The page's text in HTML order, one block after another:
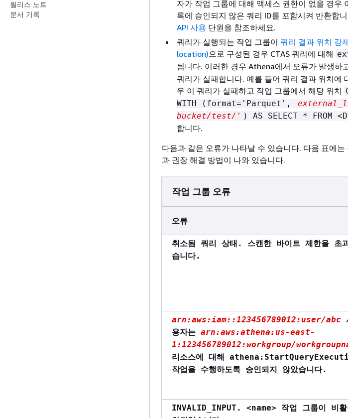
릴리스 노트
문서 기록
자가 작업 그룹에 대해 액세스 권한이 없을 경우
록에 승인되지 않은 쿼리 ID를 포함시켜 반환합
API 사용 단원을 참조하세요.
쿼리가 실행되는 작업 그룹이 쿼리 결과 위치 강
location)으로 구성된 경우 CTAS 쿼리에 대해
됩니다. 이러한 경우 Athena에서 오류가 발생하
쿼리가 실패합니다. 예를 들어 쿼리 결과 위치에
우 이 쿼리가 실패하고 작업 그룹에서 해당 위치
WITH (format='Parquet',
bucket/test/' ) AS SELECT * FROM
합니다.
다음과 같은 오류가 나타날 수 있습니다. 다음 표에
과 권장 해결 방법이 나와 있습니다.
작업 그룹 오류
오류
취소됨 쿼리 상태. 스캔한 바이트 제한을 초
습니다.
arn:aws:iam::123456789012:user/abc
용자는 arn:aws:athena:us-east-
1:123456789012:workgroup/
리소스에 대해
작업을 수행하도록 승인되지 않았습니다.
INVALID_INPUT. <name> 작업 그룹이 비활